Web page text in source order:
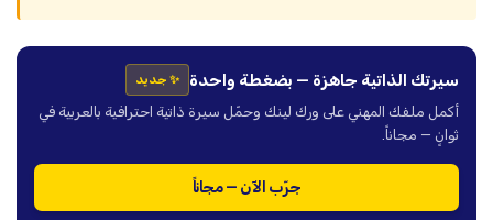
سيرتك الذاتية جاهزة — بضغطة واحدة ✨ جديد
أكمل ملفك المهني على ورك لينك وحمّل سيرة ذاتية احترافية بالعربية في
ثوانٍ — مجاناً.
جرّب الآن — مجاناً